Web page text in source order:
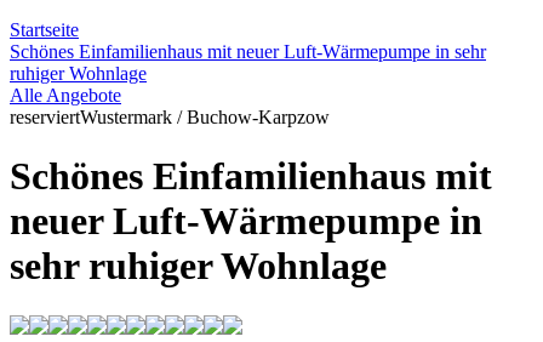
Startseite
Schönes Einfamilienhaus mit neuer Luft-Wärmepumpe in sehr
ruhiger Wohnlage
Alle Angebote
reserviertWustermark / Buchow-Karpzow
Schönes Einfamilienhaus mit
neuer Luft-Wärmepumpe in
sehr ruhiger Wohnlage